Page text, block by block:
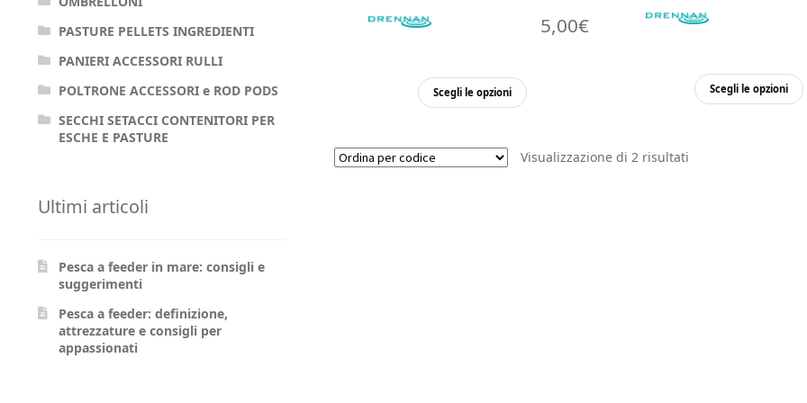
5,00€
Scegli le opzioni
Questo
varianti.
Scegli le opzioni
Visualizzazione di 2 risultati
PASTURE PELLETS INGREDIENTI
PANIERI ACCESSORI RULLI
POLTRONE ACCESSORI e ROD PODS
SECCHI SETACCI CONTENITORI PER
ESCHE E PASTURE
Ultimi articoli
Pesca a feeder in mare: consigli e
suggerimenti
Pesca a feeder: definizione,
attrezzature e consigli per
appassionati